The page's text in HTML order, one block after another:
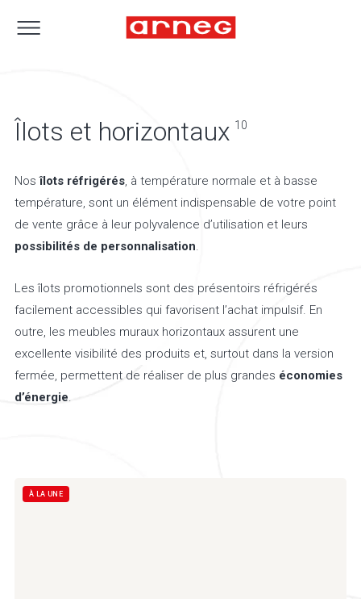
Îlots et horizontaux 10
Nosîlots réfrigérés, à température normale et à basse
température, sont un élément indispensable de votre point
de vente grâce à leur polyvalence d’utilisation et leurs
possibilités de personnalisation.
Les îlots promotionnels sont des présentoirs réfrigérés
facilement accessibles qui favorisent l’achat impulsif. En
outre, les meubles muraux horizontaux assurent une
excellente visibilité des produits et, surtout dans la version
fermée, permettent de réaliser de plus grandes économies
d’énergie.
À LA UNE